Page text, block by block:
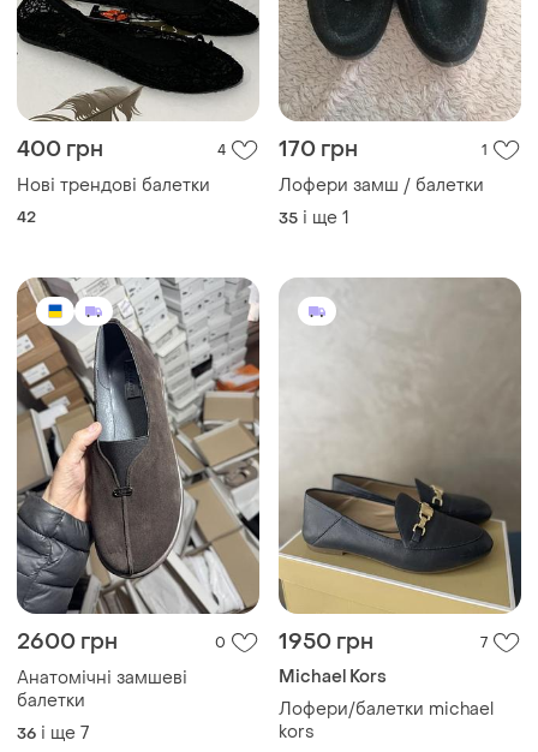
400 грн 4
Нові трендові балетки
42
170 грн 1
Лофери замш / балетки
35 і ще 1
2600 грн 0
Анатомічні замшеві
балетки
36 і ще 7
1950 грн 7
Michael Kors
Лофери/балетки michael
kors